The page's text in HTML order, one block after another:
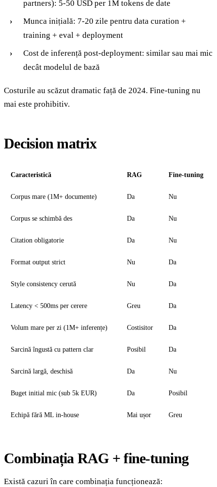
partners): 5-50 USD per 1M tokens de date
Munca inițială: 7-20 zile pentru data curation +
training + eval + deployment
Cost de inferență post-deployment: similar sau mai mic
decât modelul de bază
Costurile au scăzut dramatic față de 2024. Fine-tuning nu
mai este prohibitiv.
Decision matrix
Caracteristică RAG Fine-tuning
Corpus mare (1M+ documente) Da Nu
Corpus se schimbă des Da Nu
Citation obligatorie Da Nu
Format output strict Nu Da
Style consistency cerută Nu Da
Latency < 500ms per cerere Greu Da
Volum mare per zi (1M+ inferențe) Costisitor Da
Sarcină îngustă cu pattern clar Posibil Da
Sarcină largă, deschisă Da Nu
Buget initial mic (sub 5k EUR) Da Posibil
Echipă fără ML in-house Mai ușor Greu
Combinația RAG + fine-tuning
Există cazuri în care combinația funcționează: